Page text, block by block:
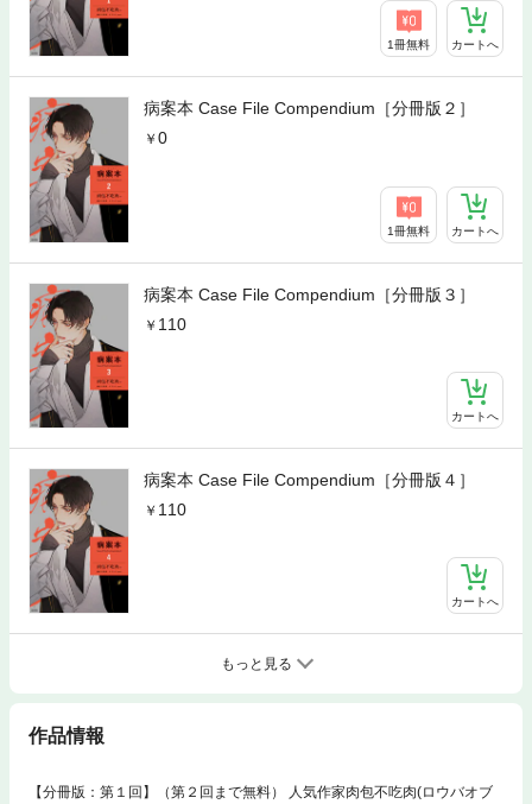
1冊無料 カートへ
病案本 Case File Compendium［分冊版２］
0
1冊無料 カートへ
病案本 Case File Compendium［分冊版３］
110
カートへ
病案本 Case File Compendium［分冊版４］
110
カートへ
もっと見る
作品情報
【分冊版：第１回】（第２回まで無料） 人気作家肉包不吃肉(ロウバオブ